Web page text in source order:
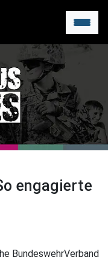
Menu
engagierte
BundeswehrVerband